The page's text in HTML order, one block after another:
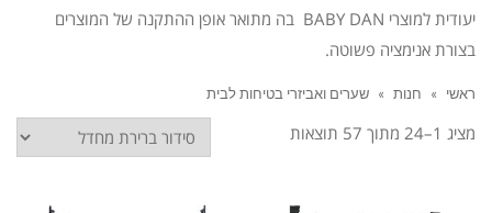
יעודית למוצרי BABY DAN בה מתואר אופן ההתקנה של המוצרים
בצורת אנימציה פשוטה.
ראשי » חנות » שערים ואביזרי בטיחות לבית
מציג 1–24 מתוך 57 תוצאות